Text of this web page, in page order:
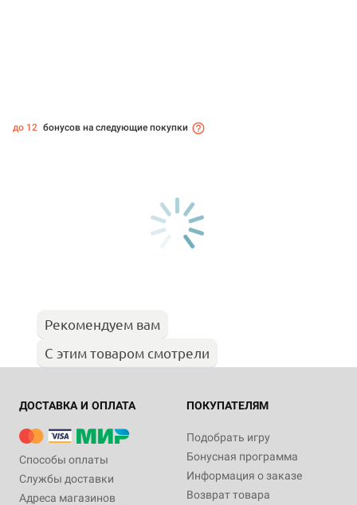
до 12 бонусов на следующие покупки
Рекомендуем вам
С этим товаром смотрели
ДОСТАВКА И ОПЛАТА
Способы оплаты
Службы доставки
Адреса магазинов
ПОКУПАТЕЛЯМ
Подобрать игру
Бонусная программа
Информация о заказе
Возврат товара